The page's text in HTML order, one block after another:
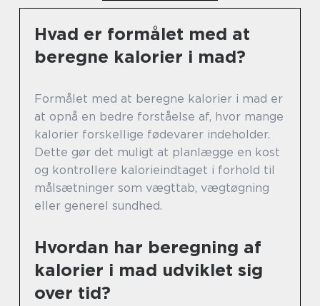
Hvad er formålet med at
beregne kalorier i mad?
Formålet med at beregne kalorier i mad er
at opnå en bedre forståelse af, hvor mange
kalorier forskellige fødevarer indeholder.
Dette gør det muligt at planlægge en kost
og kontrollere kalorieindtaget i forhold til
målsætninger som vægttab, vægtøgning
eller generel sundhed.
Hvordan har beregning af
kalorier i mad udviklet sig
over tid?